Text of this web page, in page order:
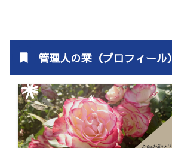
管理人の栞（プロフィール）